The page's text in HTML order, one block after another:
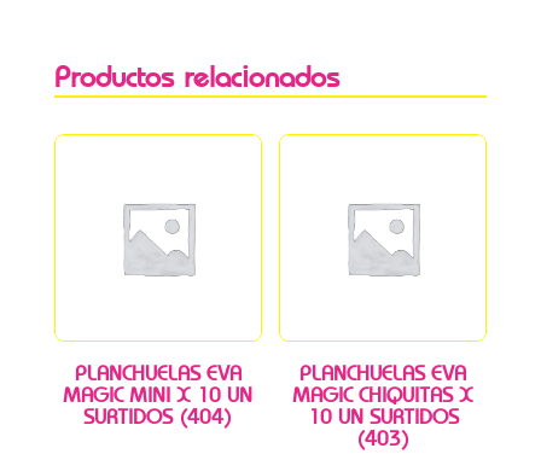
Productos relacionados
PLANCHUELAS EVA
MAGIC MINI X 10 UN
SURTIDOS (404)
PLANCHUELAS EVA
MAGIC CHIQUITAS X
10 UN SURTIDOS
(403)